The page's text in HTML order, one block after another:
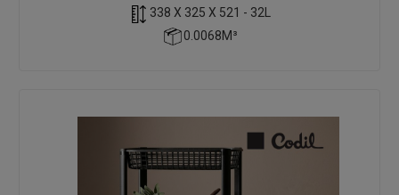
338 X 325 X 521 - 32L
0.0068M³